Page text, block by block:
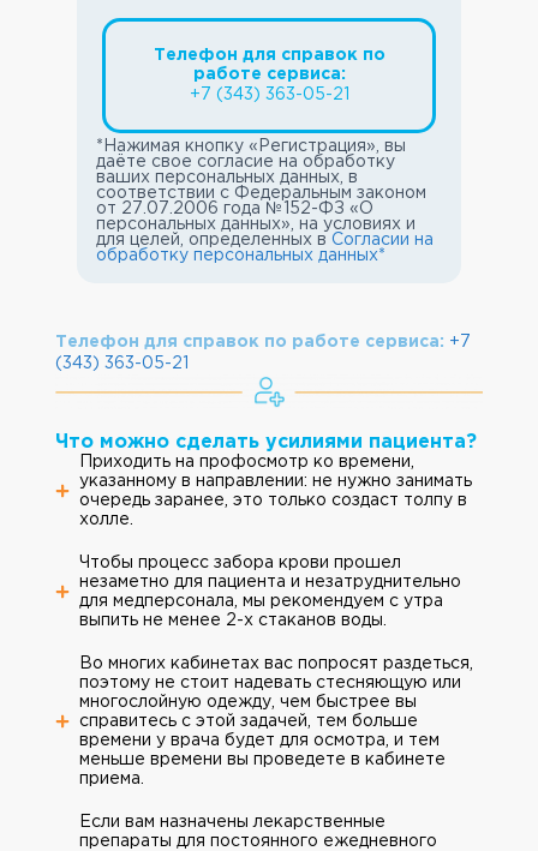
Телефон для справок по
работе сервиса:
+7 (343) 363-05-21
*Нажимая кнопку «Регистрация», вы
даёте свое согласие на обработку
ваших персональных данных, в
соответствии с Федеральным законом
от 27.07.2006 года №152-ФЗ «О
персональных данных», на условиях и
для целей, определенных вСогласии на
обработку персональных данных*
Телефон для справок по работе сервиса: +7
(343) 363-05-21
Что можно сделать усилиями пациента?
Приходить на профосмотр ко времени,
указанному в направлении: не нужно занимать
очередь заранее, это только создаст толпу в
холле.
Чтобы процесс забора крови прошел
незаметно для пациента и незатруднительно
для медперсонала, мы рекомендуем с утра
выпить не менее 2-х стаканов воды.
Во многих кабинетах вас попросят раздеться,
поэтому не стоит надевать стесняющую или
многослойную одежду, чем быстрее вы
справитесь с этой задачей, тем больше
времени у врача будет для осмотра, и тем
меньше времени вы проведете в кабинете
приема.
Если вам назначены лекарственные
препараты для постоянного ежедневного